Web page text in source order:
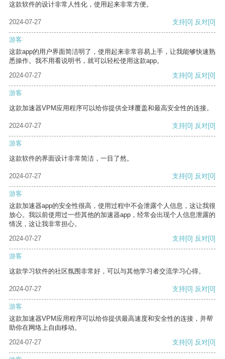
这款软件的设计非常人性化，使用起来非常方便。
2024-07-27 支持[0] 反对[0]
游客
这款app的用户界面简洁明了，使用起来非常容易上手，让我能够快速熟
悉操作。我不用看说明书，就可以轻松使用这款app。
2024-07-27
支持[0] 反对[0]
游客
这款加速器VPM应用程序可以给你提供全球覆盖和最高安全性的连接。
2024-07-27 支持[0] 反对[0]
游客
这款软件的界面设计非常简洁，一目了然。
2024-07-27 支持[0] 反对[0]
游客
这款加速器app的安全性很高，使用过程中不会泄露个人信息，这让我很
放心。我以前使用过一些其他的加速器app，经常会出现个人信息泄露的
情况，这让我非常担心。
2024-07-27
支持[0] 反对[0]
游客
这款学习软件的社区氛围非常好，可以与其他学习者交流学习心得。
2024-07-27 支持[0] 反对[0]
游客
这款加速器VPM应用程序可以给你提供最高速度和安全性的连接，并帮
助你在网络上自由移动。
2024-07-27
支持[0] 反对[0]